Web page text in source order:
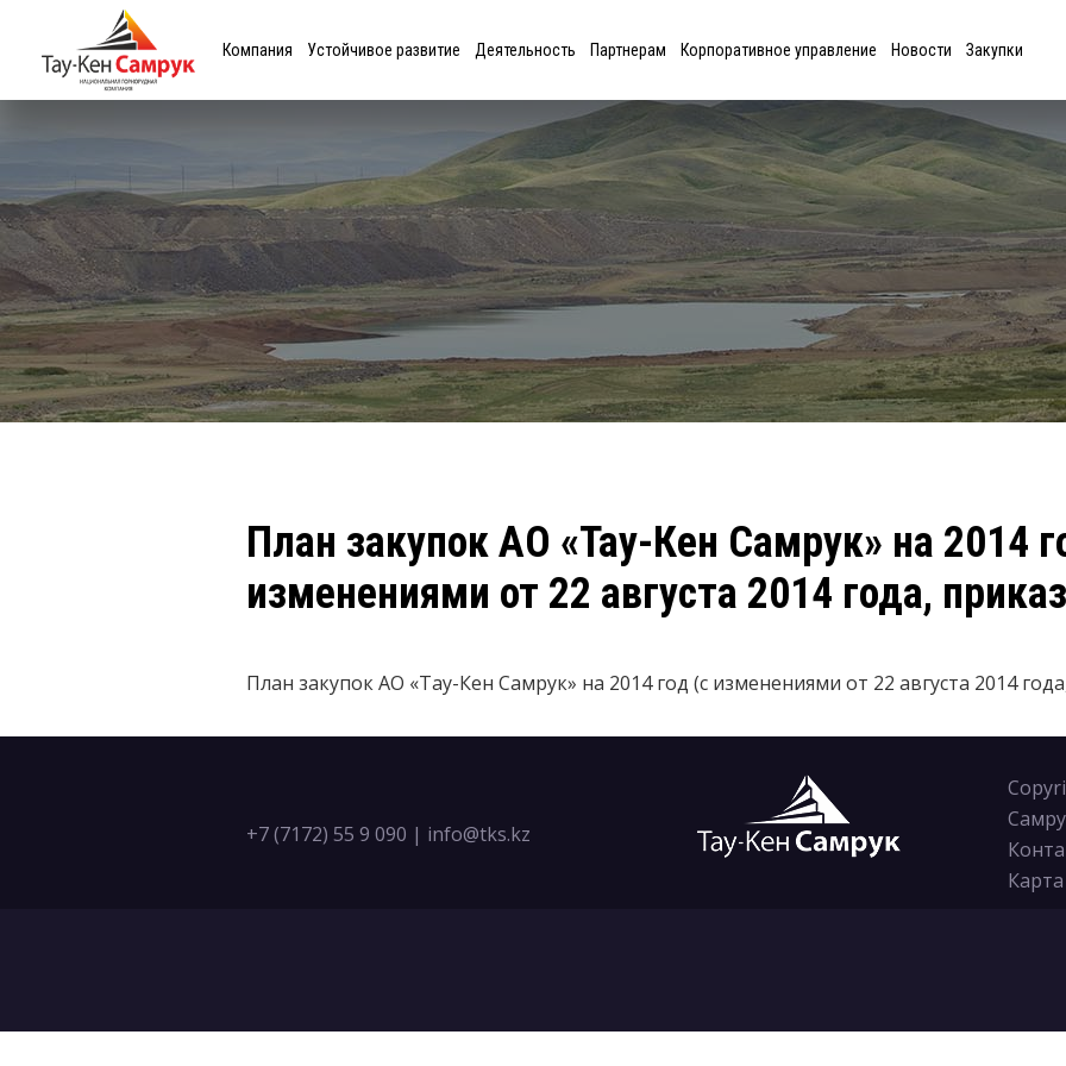
Компания Устойчивое развитие Деятельность Партнерам Корпоративное управление Новости Закупки
План закупок АО «Тау-Кен Самрук» на 2014
изменениями от 22 августа 2014 года,
План закупок АО «Тау-Кен Самрук» на 2014 год (с изменениями от 22 августа 2014
+7 (7172) 55 9 090 | info@tks.kz